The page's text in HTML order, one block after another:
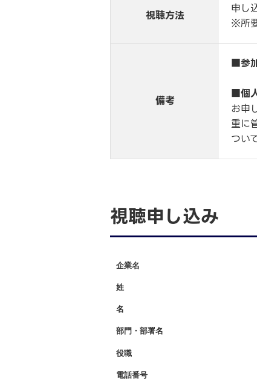
視聴方法
申し
※所
備考
■参
■個
お申
重に
つい
視聴申し込み
企業名
姓
名
部門・部署名
役職
電話番号